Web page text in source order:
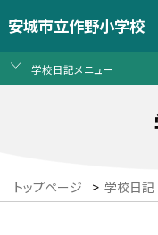
安城市立作野小学校
学校日記メニュー
トップページ > 学校日記